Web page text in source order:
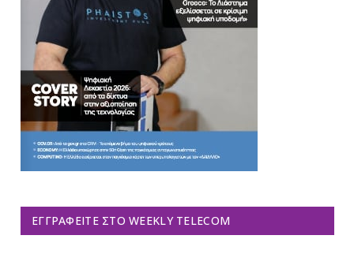
ΕΓΓΡΑΦΕΊΤΕ ΣΤΟ WEEKLY TELECOM